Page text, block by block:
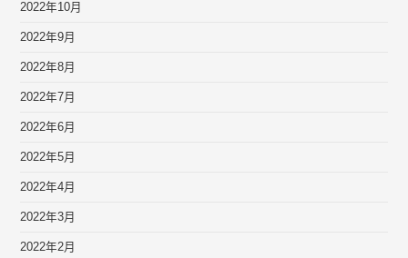
2022年10月
2022年9月
2022年8月
2022年7月
2022年6月
2022年5月
2022年4月
2022年3月
2022年2月